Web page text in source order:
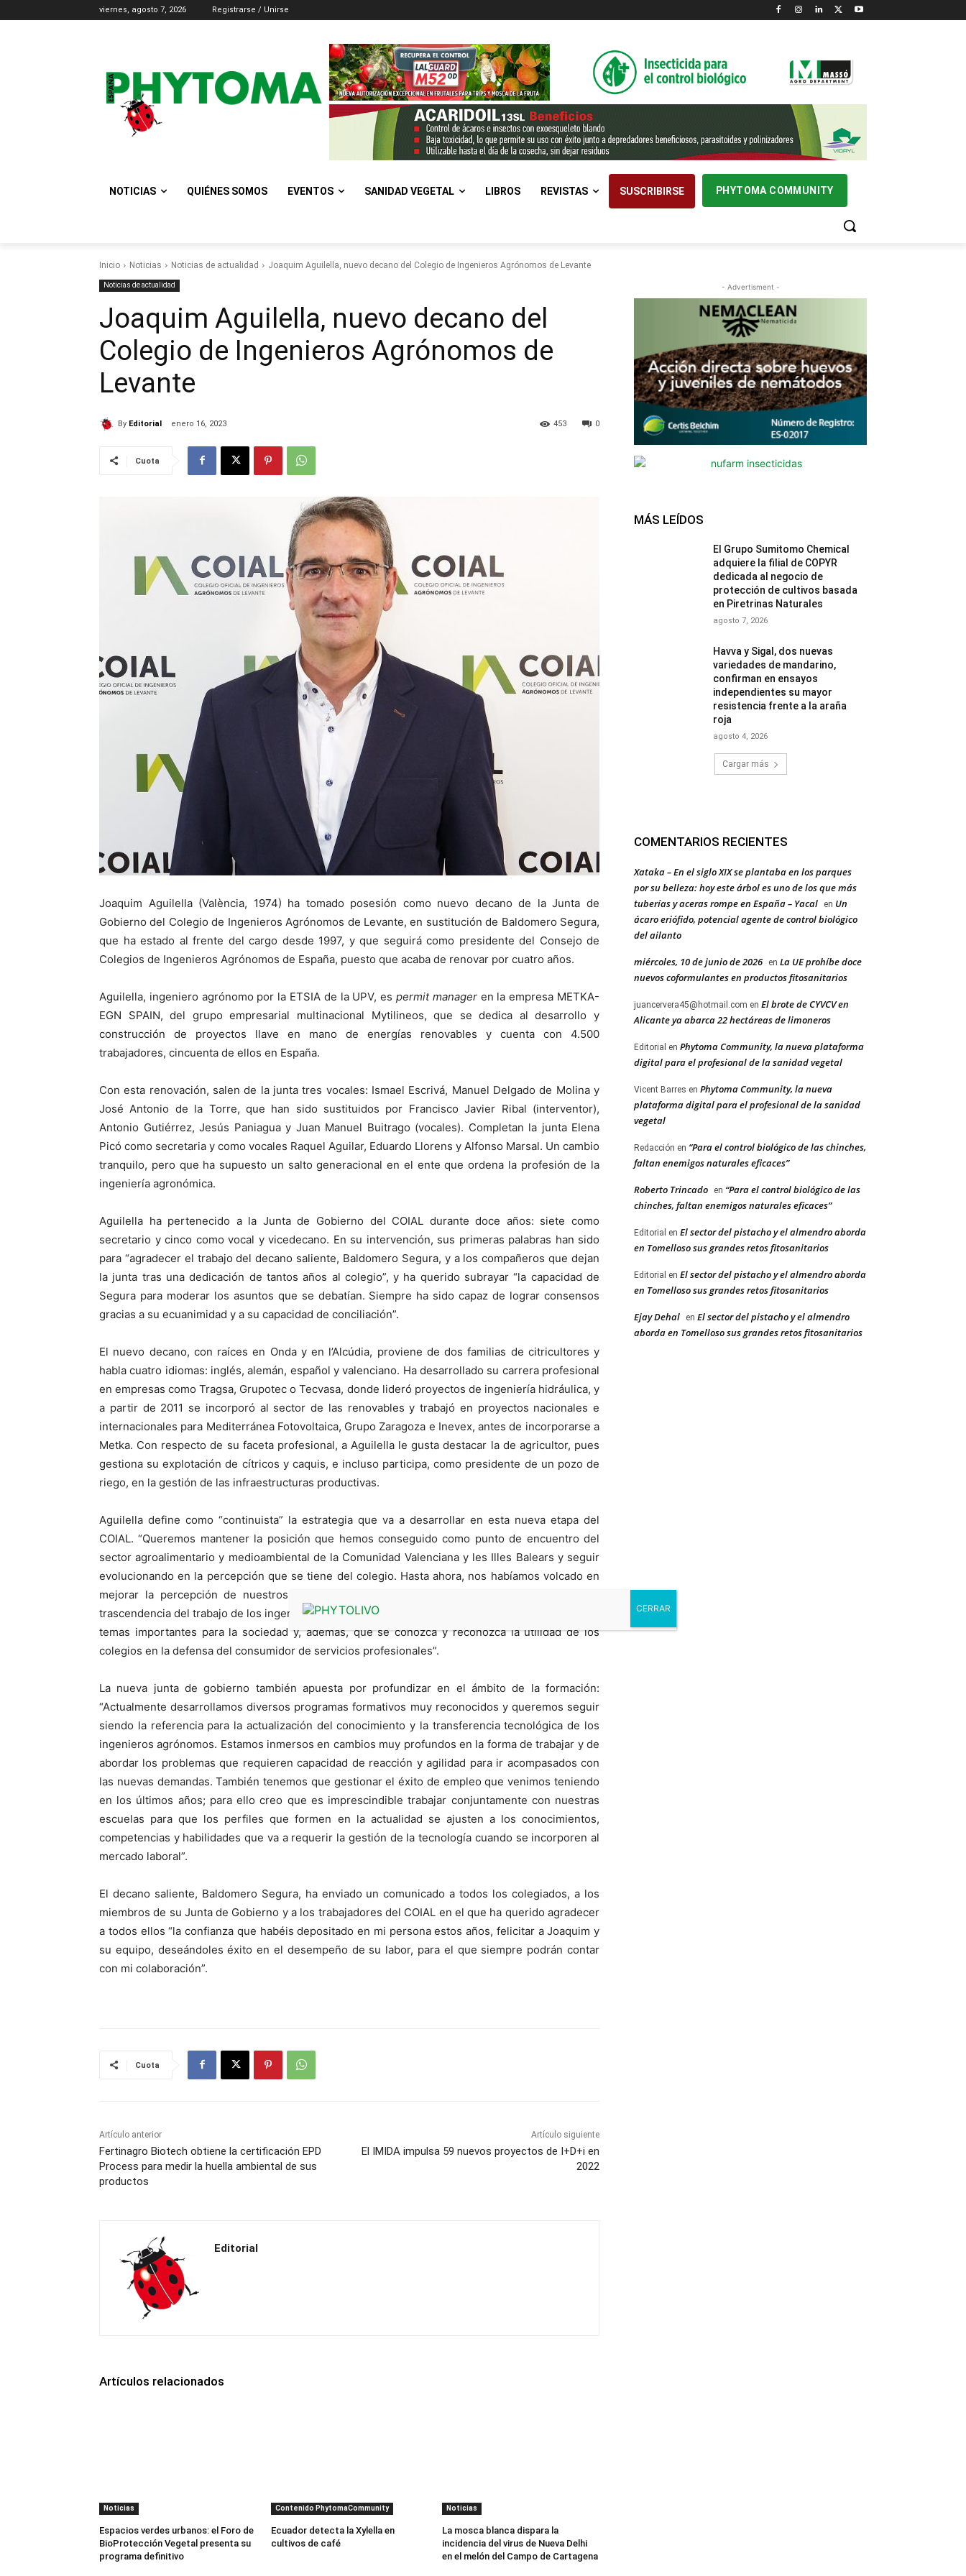
viernes, agosto 7, 2026 Registrarse / Unirse
NOTICIAS QUIÉNES SOMOS EVENTOS SANIDAD VEGETAL LIBROS REVISTAS SUSCRIBIRSE PHYTOMA COMMUNITY
Inicio Noticias Noticias de actualidad Joaquim Aguilella, nuevo decano del Colegio de Ingenieros Agrónomos de Levante
Noticias de actualidad
Joaquim Aguilella, nuevo decano del
Colegio de Ingenieros Agrónomos de
Levante
By Editorial enero 16, 2023 0
453
Cuota
Joaquim Aguilella (València, 1974) ha tomado posesión como nuevo decano de la Junta de
Gobierno del Colegio de Ingenieros Agrónomos de Levante, en sustitución de Baldomero Segura,
que ha estado al frente del cargo desde 1997, y que seguirá como presidente del Consejo de
Colegios de Ingenieros Agrónomos de España, puesto que acaba de renovar por cuatro años.
Aguilella, ingeniero agrónomo por la ETSIA de la UPV, es permit manageren la empresa METKA-
EGN SPAIN, del grupo empresarial multinacional Mytilineos, que se dedica al desarrollo y
construcción de proyectos llave en mano de energías renovables y cuenta con 4.500
trabajadores, cincuenta de ellos en España.
Con esta renovación, salen de la junta tres vocales: Ismael Escrivá, Manuel Delgado de Molina y
José Antonio de la Torre, que han sido sustituidos por Francisco Javier Ribal (interventor),
Antonio Gutiérrez, Jesús Paniagua y Juan Manuel Buitrago (vocales). Completan la junta Elena
Picó como secretaria y como vocales Raquel Aguilar, Eduardo Llorens y Alfonso Marsal. Un cambio
tranquilo, pero que ha supuesto un salto generacional en el ente que ordena la profesión de la
ingeniería agronómica.
Aguilella ha pertenecido a la Junta de Gobierno del COIAL durante doce años: siete como
secretario y cinco como vocal y vicedecano. En su intervención, sus primeras palabras han sido
para “agradecer el trabajo del decano saliente, Baldomero Segura, y a los compañeros que dejan
la junta tras una dedicación de tantos años al colegio”, y ha querido subrayar “la capacidad de
Segura para moderar los asuntos que se debatían. Siempre ha sido capaz de lograr consensos
gracias a su ecuanimidad y a su capacidad de conciliación”.
El nuevo decano, con raíces en Onda y en l’Alcúdia, proviene de dos familias de citricultores y
habla cuatro idiomas: inglés, alemán, español y valenciano. Ha desarrollado su carrera profesional
en empresas como Tragsa, Grupotec o Tecvasa, donde lideró proyectos de ingeniería hidráulica, y
a partir de 2011 se incorporó al sector de las renovables y trabajó en proyectos nacionales e
internacionales para Mediterránea Fotovoltaica, Grupo Zaragoza e Inevex, antes de incorporarse a
Metka. Con respecto de su faceta profesional, a Aguilella le gusta destacar la de agricultor, pues
gestiona su explotación de cítricos y caquis, e incluso participa, como presidente de un pozo de
riego, en la gestión de las infraestructuras productivas.
Aguilella define como “continuista” la estrategia que va a desarrollar en esta nueva etapa del
COIAL. “Queremos mantener la posición que hemos conseguido como punto de encuentro del
sector agroalimentario y medioambiental de la Comunidad Valenciana y les Illes Balears y seguir
evolucionando en la percepción que se tiene del colegio. Hasta ahora, nos habíamos volcado en
mejorar la percepción de nuestros colegiados, ahora toca trabajar para que se entienda la
trascendencia del trabajo de los ingenieros agrónomos, se conozca nuestro criterio técnico en los
temas importantes para la sociedad y, además, que se conozca y reconozca la utilidad de los
colegios en la defensa del consumidor de servicios profesionales”.
La nueva junta de gobierno también apuesta por profundizar en el ámbito de la formación:
“Actualmente desarrollamos diversos programas formativos muy reconocidos y queremos seguir
siendo la referencia para la actualización del conocimiento y la transferencia tecnológica de los
ingenieros agrónomos. Estamos inmersos en cambios muy profundos en la forma de trabajar y de
abordar los problemas que requieren capacidad de reacción y agilidad para ir acompasados con
las nuevas demandas. También tenemos que gestionar el éxito de empleo que venimos teniendo
en los últimos años; para ello creo que es imprescindible trabajar conjuntamente con nuestras
escuelas para que los perfiles que formen en la actualidad se ajusten a los conocimientos,
competencias y habilidades que va a requerir la gestión de la tecnología cuando se incorporen al
mercado laboral”.
El decano saliente, Baldomero Segura, ha enviado un comunicado a todos los colegiados, a los
miembros de su Junta de Gobierno y a los trabajadores del COIAL en el que ha querido agradecer
a todos ellos “la confianza que habéis depositado en mi persona estos años, felicitar a Joaquim y
su equipo, deseándoles éxito en el desempeño de su labor, para el que siempre podrán contar
con mi colaboración”.
Cuota
Artículo anterior
Fertinagro Biotech obtiene la certificación EPD
Process para medir la huella ambiental de sus
productos
Artículo siguiente
El IMIDA impulsa 59 nuevos proyectos de I+D+i en
2022
Editorial
Artículos relacionados
Noticias
Espacios verdes urbanos: el Foro de
BioProtección Vegetal presenta su
programa definitivo
Contenido PhytomaCommunity
Ecuador detecta la Xylella en
cultivos de café
Noticias
La mosca blanca dispara la
incidencia del virus de Nueva Delhi
en el melón del Campo de Cartagena
- Advertisment -
MÁS LEÍDOS
El Grupo Sumitomo Chemical
adquiere la filial de COPYR
dedicada al negocio de
protección de cultivos basada
en Piretrinas Naturales
agosto 7, 2026
Havva y Sigal, dos nuevas
variedades de mandarino,
confirman en ensayos
independientes su mayor
resistencia frente a la araña
roja
agosto 4, 2026
Cargar más
COMENTARIOS RECIENTES
Xataka – En el siglo XIX se plantaba en los parques
por su belleza: hoy este árbol es uno de los que más
tuberías y aceras rompe en España – Yacal
en Un
ácaro eriófido, potencial agente de control biológico
del ailanto
miércoles, 10 de junio de 2026 en La UE prohíbe doce
nuevos coformulantes en productos fitosanitarios
juancervera45@hotmail.com en El brote de CYVCV en
Alicante ya abarca 22 hectáreas de limoneros
Editorial en Phytoma Community, la nueva plataforma
digital para el profesional de la sanidad vegetal
Vicent Barres en Phytoma Community, la nueva
plataforma digital para el profesional de la sanidad
vegetal
Redacción en “Para el control biológico de las chinches,
faltan enemigos naturales eficaces”
Roberto Trincado en “Para el control biológico de las
chinches, faltan enemigos naturales eficaces”
Editorial en El sector del pistacho y el almendro aborda
en Tomelloso sus grandes retos fitosanitarios
Editorial en El sector del pistacho y el almendro aborda
en Tomelloso sus grandes retos fitosanitarios
Ejay Dehal en El sector del pistacho y el almendro
aborda en Tomelloso sus grandes retos fitosanitarios